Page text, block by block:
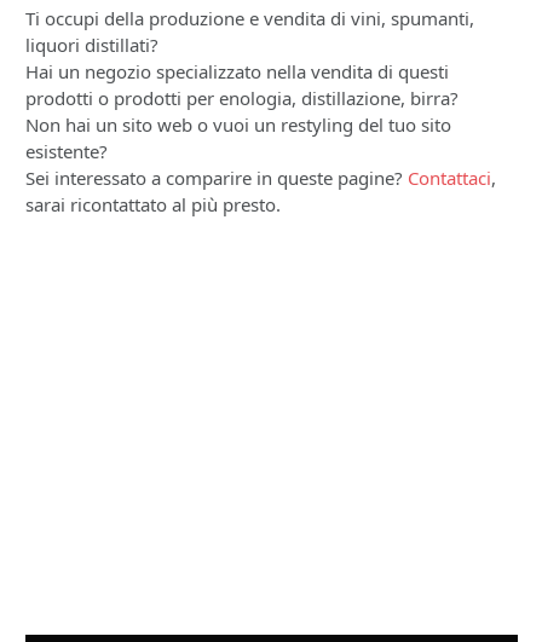
Ti occupi della produzione e vendita di vini, spumanti,
liquori distillati?
Hai un negozio specializzato nella vendita di questi
prodotti o prodotti per enologia, distillazione, birra?
Non hai un sito web o vuoi un restyling del tuo sito
esistente?
Sei interessato a comparire in queste pagine? Contattaci,
sarai ricontattato al più presto.